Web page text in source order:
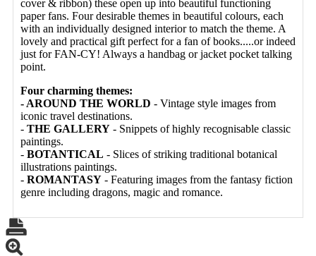
cover & ribbon) these open up into beautiful functioning
paper fans. Four desirable themes in beautiful colours, each
with an individually designed interior to match the theme. A
lovely and practical gift perfect for a fan of books.....or indeed
just for FAN-CY! Always a handbag or jacket pocket talking
point.
Four charming themes:
- AROUND THE WORLD - Vintage style images from
iconic travel destinations.
- THE GALLERY - Snippets of highly recognisable classic
paintings.
- BOTANTICAL - Slices of striking traditional botanical
illustrations paintings.
- ROMANTASY - Featuring images from the fantasy fiction
genre including dragons, magic and romance.